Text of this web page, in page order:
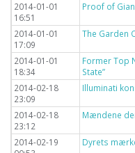
2014-01-01
16:51
Proof of
2014-01-01
17:09
The Garden
2014-01-01
18:34
Former Top
State”
2014-02-18
23:09
Illuminati
2014-02-18
23:12
Mændene
2014-02-19
Dyrets